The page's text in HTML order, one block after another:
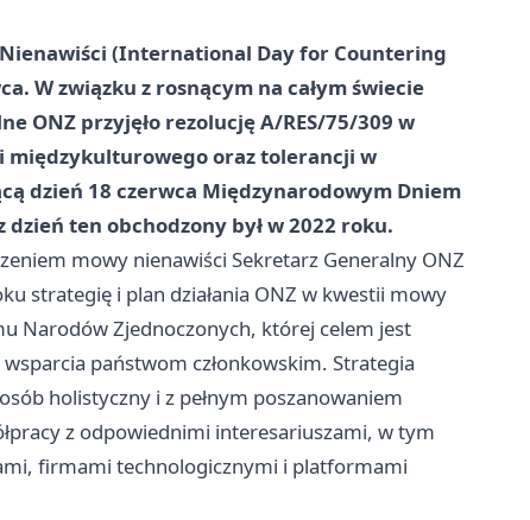
(International Day for Countering
W związku z rosnącym na całym świecie
ONZ przyjęło rezolucję A/RES/75/309 w
oraz tolerancji w
dzień 18 czerwca Międzynarodowym Dniem
ten obchodzony był w 2022 roku.
mowy nienawiści Sekretarz Generalny ONZ
strategię i plan działania ONZ w kwestii mowy
Narodów Zjednoczonych, której celem jest
państwom członkowskim. Strategia
holistyczny i z pełnym poszanowaniem
z odpowiednimi interesariuszami, w tym
firmami technologicznymi i platformami